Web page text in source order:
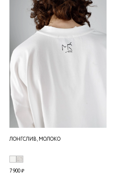
ЛОНГСЛИВ, МОЛОКО
7 900 ₽